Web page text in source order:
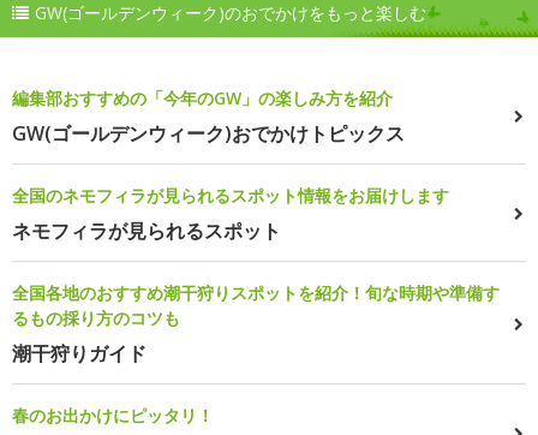
GW(ゴールデンウィーク)のおでかけをもっと楽しむ
編集部おすすめの「今年のGW」の楽しみ方を紹介
GW(ゴールデンウィーク)おでかけトピックス
全国のネモフィラが見られるスポット情報をお届けします
ネモフィラが見られるスポット
全国各地のおすすめ潮干狩りスポットを紹介！旬な時期や準備す
るもの採り方のコツも
潮干狩りガイド
春のお出かけにピッタリ！